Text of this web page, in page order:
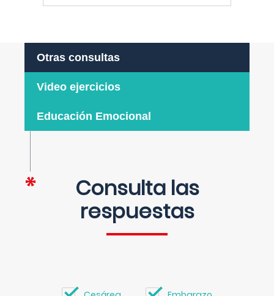
Otras consultas
Video ejercicios
Educación Emocional
Consulta las
respuestas